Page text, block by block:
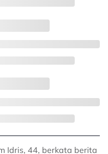
Idris, 44, berkata berita